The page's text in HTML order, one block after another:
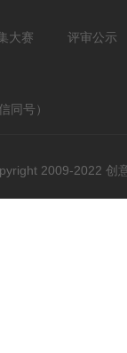
大赛 评审公示
同号）
2009-2022 创